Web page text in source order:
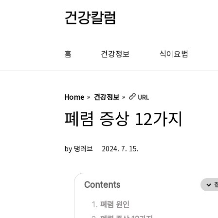
건강칼럼
홈 건강정보 식이요법
Home 건강정보
폐렴 증상 12가지
by 댕러브 2024. 7. 15.
Contents
폐렴 원인